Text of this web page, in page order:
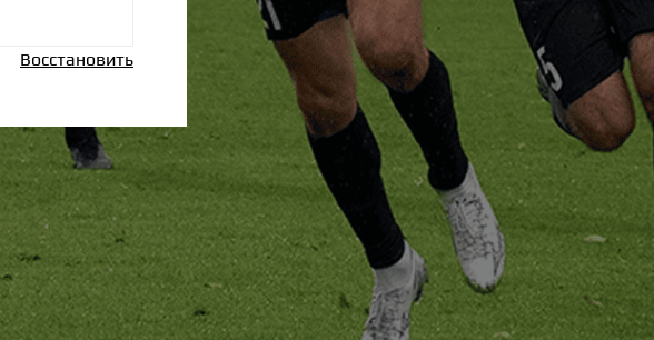
Восстановить